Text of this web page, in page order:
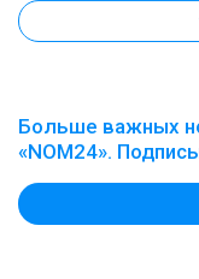
Больше важных
«NOM24».